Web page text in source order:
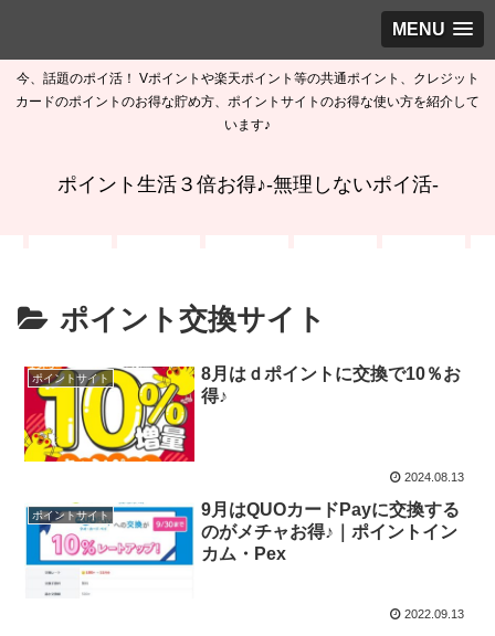
MENU
今、話題のポイ活！ Vポイントや楽天ポイント等の共通ポイント、クレジット
カードのポイントのお得な貯め方、ポイントサイトのお得な使い方を紹介して
います♪
ポイント生活３倍お得♪-無理しないポイ活-
ポイント交換サイト
ポイントサイト
8月はｄポイントに交換で10％お
得♪
2024.08.13
ポイントサイト
9月はQUOカードPayに交換する
のがメチャお得♪｜ポイントイン
カム・Pex
2022.09.13